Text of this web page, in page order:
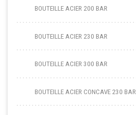
BOUTEILLE ACIER 200 BAR
BOUTEILLE ACIER 230 BAR
BOUTEILLE ACIER 300 BAR
BOUTEILLE ACIER CONCAVE 230 BAR